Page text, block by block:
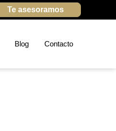
Te asesoramos
Blog Contacto